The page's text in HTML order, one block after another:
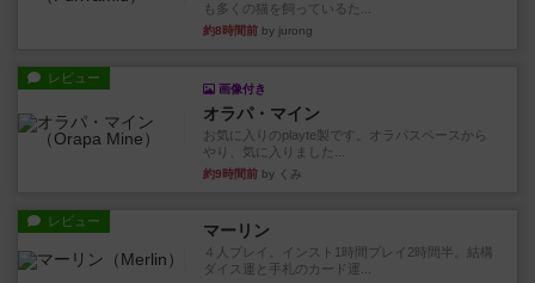
も多くの猫を飼っているた...
約8時間前 by jurong
レビュー
画像付き
オラパ・マイン
お気に入りのplayte製です。オラパスペースから
やり、気に入りました...
約9時間前 by くみ
レビュー マーリン
４人プレイ。インスト1時間プレイ2時間半。結構
ダイス運と手札のカード運...